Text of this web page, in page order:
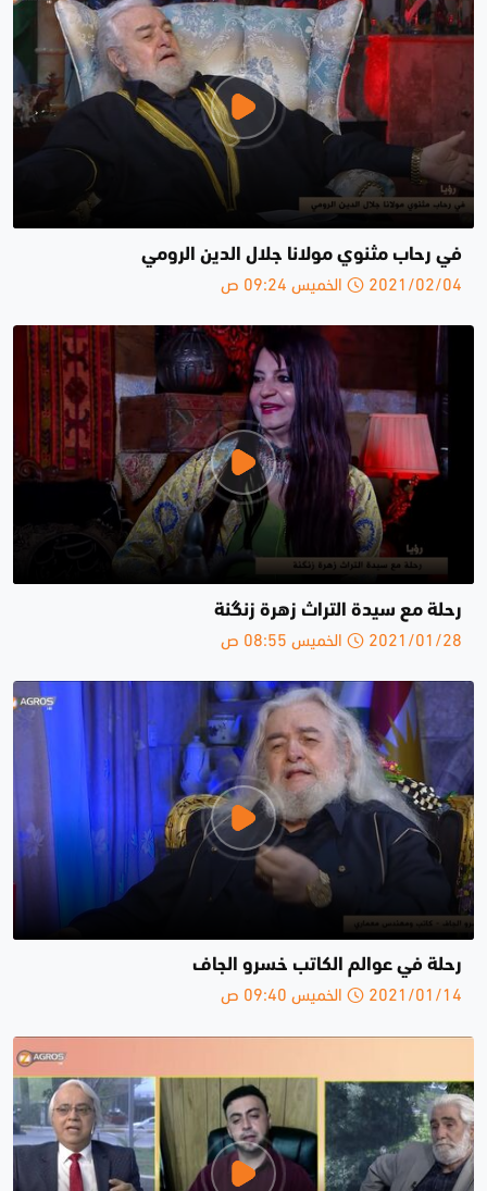
في رحاب مثنوي مولانا جلال الدين الرومي
2021/02/04 الخميس 09:24 ص
رحلة مع سيدة التراث زهرة زنگنة
2021/01/28 الخميس 08:55 ص
رحلة في عوالم الكاتب خسرو الجاف
2021/01/14 الخميس 09:40 ص